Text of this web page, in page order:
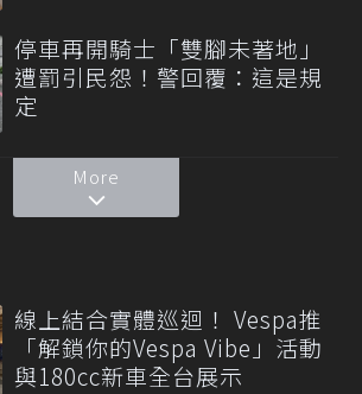
停車再開騎士「雙腳未著地」
遭罰引民怨！警回覆：這是規
定
More
線上結合實體巡迴！ Vespa推
「解鎖你的Vespa Vibe」活動
與180cc新車全台展示